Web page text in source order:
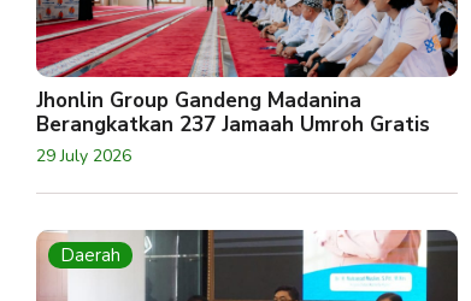
Jhonlin Group Gandeng Madanina
Berangkatkan 237 Jamaah Umroh Gratis
29 July 2026
Daerah